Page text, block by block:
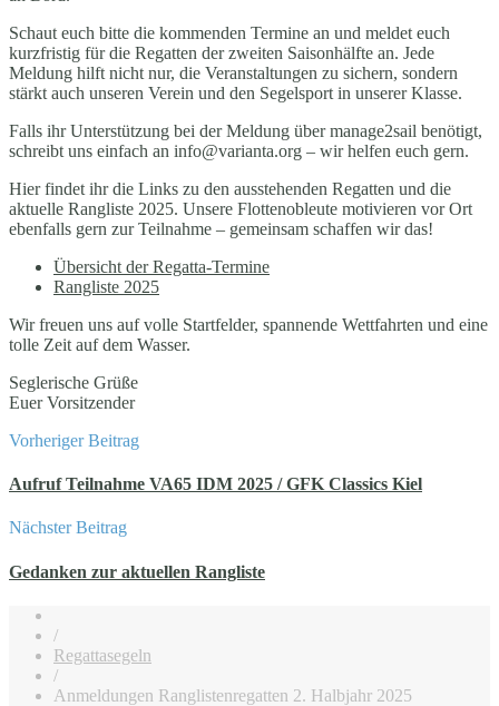
Schaut euch bitte die kommenden Termine an und meldet euch
kurzfristig für die Regatten der zweiten Saisonhälfte an. Jede
Meldung hilft nicht nur, die Veranstaltungen zu sichern, sondern
stärkt auch unseren Verein und den Segelsport in unserer Klasse.
Falls ihr Unterstützung bei der Meldung über manage2sail benötigt,
schreibt uns einfach an info@varianta.org – wir helfen euch gern.
Hier findet ihr die Links zu den ausstehenden Regatten und die
aktuelle Rangliste 2025. Unsere Flottenobleute motivieren vor Ort
ebenfalls gern zur Teilnahme – gemeinsam schaffen wir das!
Übersicht der Regatta-Termine
Rangliste 2025
Wir freuen uns auf volle Startfelder, spannende Wettfahrten und eine
tolle Zeit auf dem Wasser.
Seglerische Grüße
Euer Vorsitzender
Vorheriger Beitrag
Aufruf Teilnahme VA65 IDM 2025 / GFK Classics Kiel
Nächster Beitrag
Gedanken zur aktuellen Rangliste
/
Regattasegeln
/
Anmeldungen Ranglistenregatten 2. Halbjahr 2025